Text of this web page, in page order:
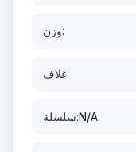
وزن:
غلاف:
سلسلة:N/A